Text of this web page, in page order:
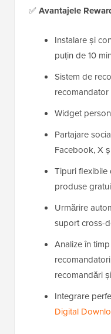
✅Avantajele
Instalare și
puțin de 10
Sistem de
Widget
Partajare
Facebook, X
Tipuri flexibile
produse
Urmărire
suport cross-
Analize în
recomandări
Integrare
Digital